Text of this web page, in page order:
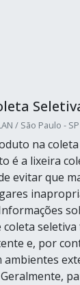
/ São Paulo - SP
na coleta
é a lixeira
evitar que
e, por
ambientes